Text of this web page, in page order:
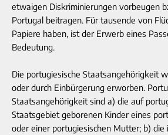
etwaigen Diskriminierungen vorbeugen
Portugal beitragen. Für tausende von
Papiere haben, ist der Erwerb eines
Bedeutung.
Die portugiesische Staatsangehörigkeit
oder durch Einbürgerung erworben.
Staatsangehörigkeit sind a) die auf
Staatsgebiet geborenen Kinder eines
oder einer portugiesischen Mutter; b) die